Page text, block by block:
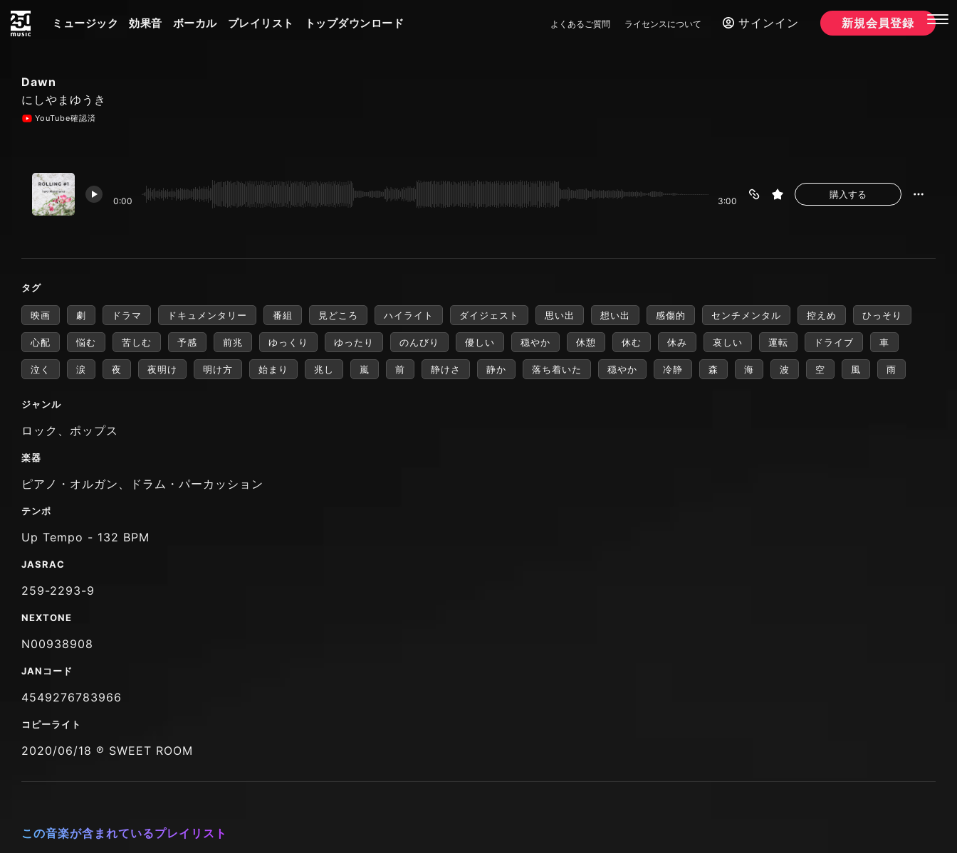
ミュージック 効果音 ボーカル プレイリスト トップダウンロード よくあるご質問 ライセンスについて サインイン 新規会員登録
Dawn
にしやまゆうき
YouTube確認済
0:00 3:00
購入する
タグ
映画 劇 ドラマ ドキュメンタリー 番組 見どころ ハイライト ダイジェスト 思い出 想い出 感傷的 センチメンタル 控えめ ひっそり
心配 悩む 苦しむ 予感 前兆 ゆっくり ゆったり のんびり 優しい 穏やか 休憩 休む 休み 哀しい 運転 ドライブ 車
泣く 涙 夜 夜明け 明け方 始まり 兆し 嵐 前 静けさ 静か 落ち着いた 穏やか 冷静 森 海 波 空 風 雨
ジャンル
ロック、ポップス
楽器
ピアノ・オルガン、ドラム・パーカッション
テンポ
Up Tempo - 132 BPM
JASRAC
259-2293-9
NEXTONE
N00938908
JANコード
4549276783966
コピーライト
2020/06/18 ℗ SWEET ROOM
この音楽が含まれているプレイリスト